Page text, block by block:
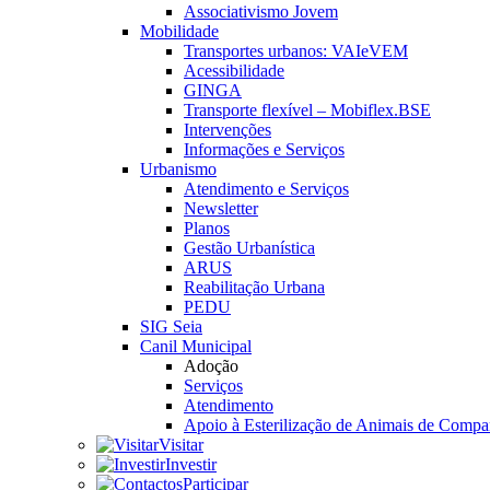
Associativismo Jovem
Mobilidade
Transportes urbanos: VAIeVEM
Acessibilidade
GINGA
Transporte flexível – Mobiflex.BSE
Intervenções
Informações e Serviços
Urbanismo
Atendimento e Serviços
Newsletter
Planos
Gestão Urbanística
ARUS
Reabilitação Urbana
PEDU
SIG Seia
Canil Municipal
Adoção
Serviços
Atendimento
Apoio à Esterilização de Animais de
Visitar
Investir
Participar